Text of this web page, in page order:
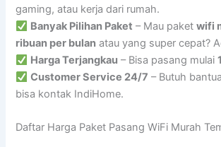
gaming, atau kerja dari rumah.
Banyak Pilihan Paket – Mau paketwifi
ribuan per bulan atau yang super cepat?
Harga Terjangkau – Bisa pasang mulai
Customer Service 24/7 – Butuh
bisa kontak IndiHome.
Daftar Harga Paket Pasang WiFi Murah